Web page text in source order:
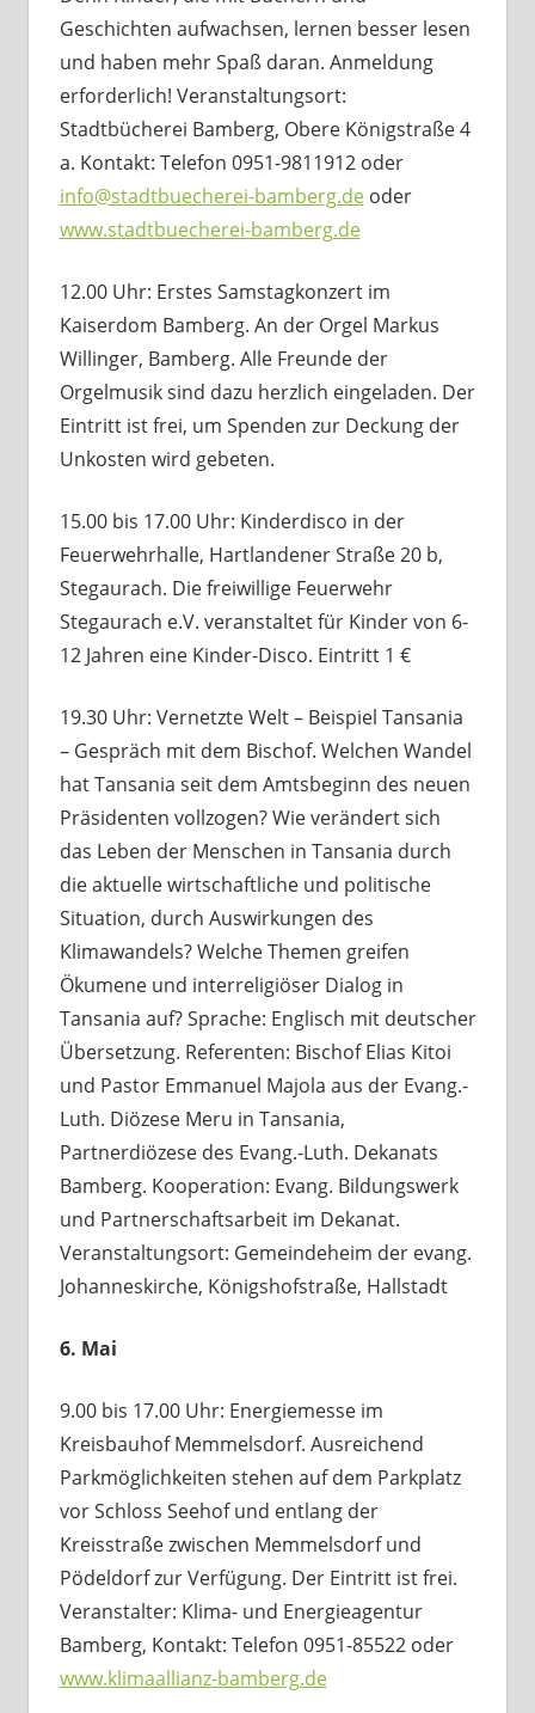
Geschichten aufwachsen, lernen besser lesen
und haben mehr Spaß daran. Anmeldung
erforderlich! Veranstaltungsort:
Stadtbücherei Bamberg, Obere Königstraße 4
a. Kontakt: Telefon 0951-9811912 oder
info@stadtbuecherei-bamberg.deoder
www.stadtbuecherei-bamberg.de
12.00 Uhr: Erstes Samstagkonzert im
Kaiserdom Bamberg. An der Orgel Markus
Willinger, Bamberg. Alle Freunde der
Orgelmusik sind dazu herzlich eingeladen. Der
Eintritt ist frei, um Spenden zur Deckung der
Unkosten wird gebeten.
15.00 bis 17.00 Uhr: Kinderdisco in der
Feuerwehrhalle, Hartlandener Straße 20 b,
Stegaurach. Die freiwillige Feuerwehr
Stegaurach e.V. veranstaltet für Kinder von 6-
12 Jahren eine Kinder-Disco. Eintritt 1 €
19.30 Uhr: Vernetzte Welt – Beispiel Tansania
– Gespräch mit dem Bischof. Welchen Wandel
hat Tansania seit dem Amtsbeginn des neuen
Präsidenten vollzogen? Wie verändert sich
das Leben der Menschen in Tansania durch
die aktuelle wirtschaftliche und politische
Situation, durch Auswirkungen des
Klimawandels? Welche Themen greifen
Ökumene und interreligiöser Dialog in
Tansania auf? Sprache: Englisch mit deutscher
Übersetzung. Referenten: Bischof Elias Kitoi
und Pastor Emmanuel Majola aus der Evang.-
Luth. Diözese Meru in Tansania,
Partnerdiözese des Evang.-Luth. Dekanats
Bamberg. Kooperation: Evang. Bildungswerk
und Partnerschaftsarbeit im Dekanat.
Veranstaltungsort: Gemeindeheim der evang.
Johanneskirche, Königshofstraße, Hallstadt
6. Mai
9.00 bis 17.00 Uhr: Energiemesse im
Kreisbauhof Memmelsdorf. Ausreichend
Parkmöglichkeiten stehen auf dem Parkplatz
vor Schloss Seehof und entlang der
Kreisstraße zwischen Memmelsdorf und
Pödeldorf zur Verfügung. Der Eintritt ist frei.
Veranstalter: Klima- und Energieagentur
Bamberg, Kontakt: Telefon 0951-85522 oder
www.klimaallianz-bamberg.de